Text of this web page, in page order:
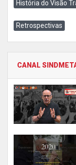
História do Visão
Retrospectivas
CANAL